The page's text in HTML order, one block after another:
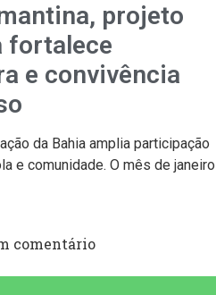
projeto
fortalece
e convivência
da Bahia amplia participação
e comunidade. O mês de janeiro
comentário